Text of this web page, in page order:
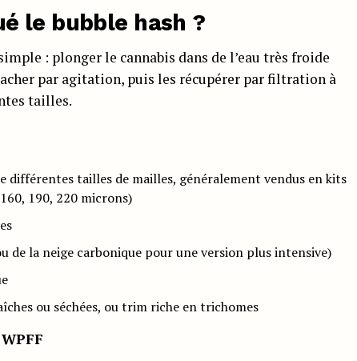
le bubble hash ?
: plonger le cannabis dans de l’eau très froide
par agitation, puis les récupérer par filtration à
tailles.
différentes tailles de mailles, généralement vendus en kits
190, 220 microns)
de la neige carbonique pour une version plus intensive)
ou séchées, ou trim riche en trichomes